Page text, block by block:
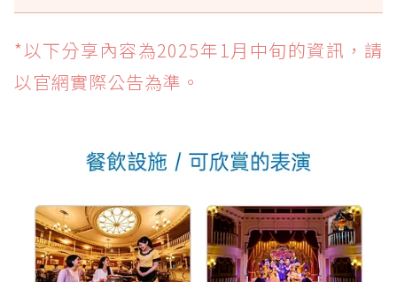
*以下分享內容為2025年1月中旬的資訊，請
以官網實際公告為準。